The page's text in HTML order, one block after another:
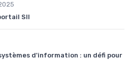
SII
d'information : un défi pour